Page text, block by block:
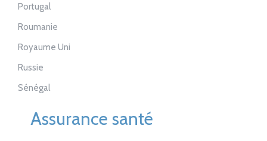
Portugal
Roumanie
Royaume Uni
Russie
Sénégal
Assurance santé